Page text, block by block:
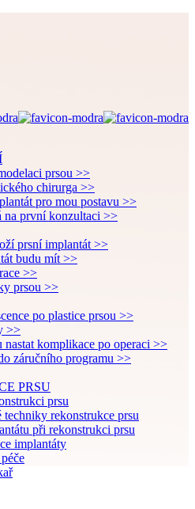
prsou >>
chirurga >>
pro mou postavu >>
na první konzultaci >>
prsní implantát >>
budu mít >>
>>
prsou >>
po plastice prsou >>
>>
nastat komplikace po operaci >>
záručního programu >>
PRSU
prsu
rekonstrukce prsu
při rekonstrukci prsu
implantáty